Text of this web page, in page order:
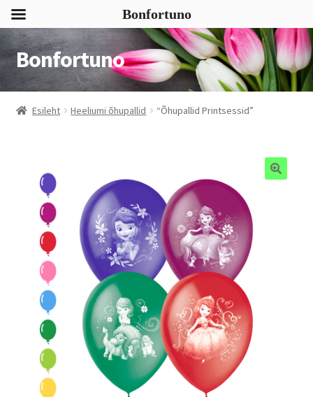
Liigu
navigeerimisele
Liigu
sisu
juurde
Bonfortuno
Esileht Heeliumi õhupallid “Õhupallid Printsessid”
Bonfortuno